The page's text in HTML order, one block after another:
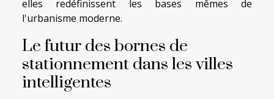
elles redéfinissent les bases mêmes de
l'urbanisme moderne.
Le futur des bornes de
stationnement dans les villes
intelligentes